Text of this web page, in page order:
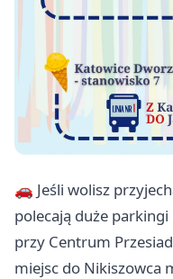
🚗 Jeśli wolisz
polecają duże
przy Centrum
miejsc do Nikiszowca